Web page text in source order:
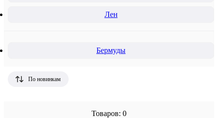
Лен
Бермуды
По новинкам
Товаров: 0